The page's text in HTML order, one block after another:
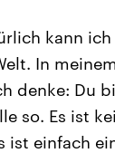
kann
In
denke: Du
so. Es ist
ist einfach